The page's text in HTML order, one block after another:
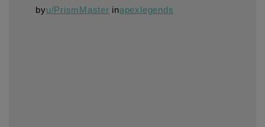
byu/PrismMaster inapexlegends